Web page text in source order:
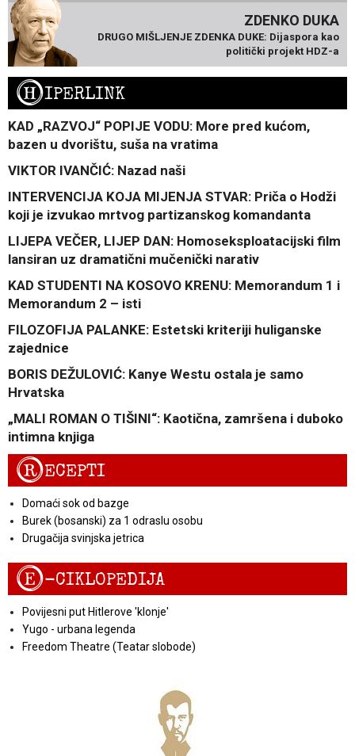
ZDENKO DUKA
DRUGO MIŠLJENJE ZDENKA DUKE: Dijaspora kao
politički projekt HDZ-a
HIPERLINK
KAD „RAZVOJ“ POPIJE VODU: More pred kućom,
bazen u dvorištu, suša na vratima
VIKTOR IVANČIĆ: Nazad naši
INTERVENCIJA KOJA MIJENJA STVAR: Priča o Hodži
koji je izvukao mrtvog partizanskog komandanta
LIJEPA VEČER, LIJEP DAN: Homoseksploatacijski film
lansiran uz dramatični mučenički narativ
KAD STUDENTI NA KOSOVO KRENU: Memorandum 1 i
Memorandum 2 – isti
FILOZOFIJA PALANKE: Estetski kriteriji huliganske
zajednice
BORIS DEŽULOVIĆ: Kanye Westu ostala je samo
Hrvatska
„MALI ROMAN O TIŠINI“: Kaotična, zamršena i duboko
intimna knjiga
RECEPTI
Domaći sok od bazge
Burek (bosanski) za 1 odraslu osobu
Drugačija svinjska jetrica
E-CIKLOPEDIJA
Povijesni put Hitlerove 'klonje'
Yugo - urbana legenda
Freedom Theatre (Teatar slobode)